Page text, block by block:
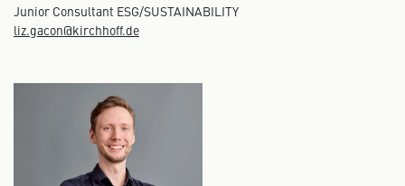
Junior Consultant ESG/SUSTAINABILITY
liz.gacon@kirchhoff.de